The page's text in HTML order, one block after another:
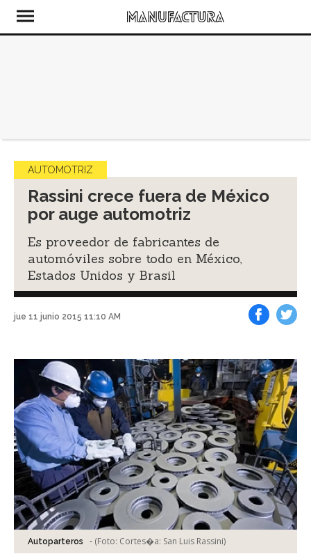
AUTOMOTRIZ
Rassini crece fuera de México
por auge automotriz
Es proveedor de fabricantes de
automóviles sobre todo en México,
Estados Unidos y Brasil
jue 11 junio 2015 11:10 AM
Autoparteros - (Foto: Cortes�a: San Luis Rassini)